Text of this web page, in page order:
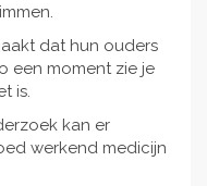
dat hun ouders
een moment zie je
is.
kan er
werkend medicijn